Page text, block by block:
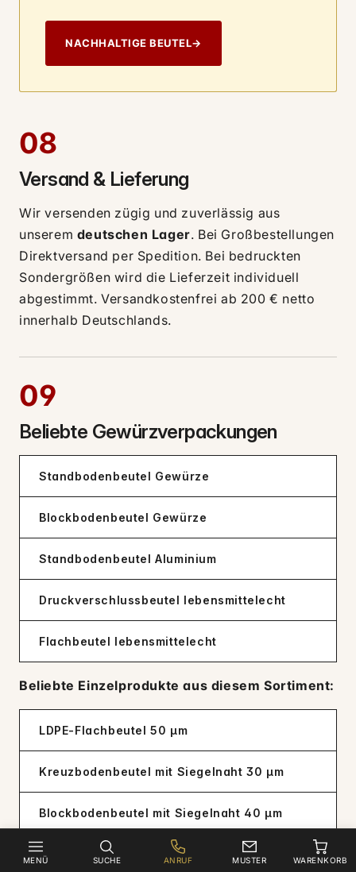
MENÜ SUCHE ANRUF MUSTER WARENKORB
NACHHALTIGE BEUTEL→
08
Versand & Lieferung
Wir versenden zügig und zuverlässig aus
unserem deutschen Lager. Bei Großbestellungen
Direktversand per Spedition. Bei bedruckten
Sondergrößen wird die Lieferzeit individuell
abgestimmt. Versandkostenfrei ab 200 € netto
innerhalb Deutschlands.
09
Beliebte Gewürzverpackungen
Standbodenbeutel Gewürze
Blockbodenbeutel Gewürze
Standbodenbeutel Aluminium
Druckverschlussbeutel lebensmittelecht
Flachbeutel lebensmittelecht
Beliebte Einzelprodukte aus diesem Sortiment:
LDPE-Flachbeutel 50 µm
Kreuzbodenbeutel mit Siegelnaht 30 µm
Blockbodenbeutel mit Siegelnaht 40 µm
LDPE-Flachbeutel 100 µm